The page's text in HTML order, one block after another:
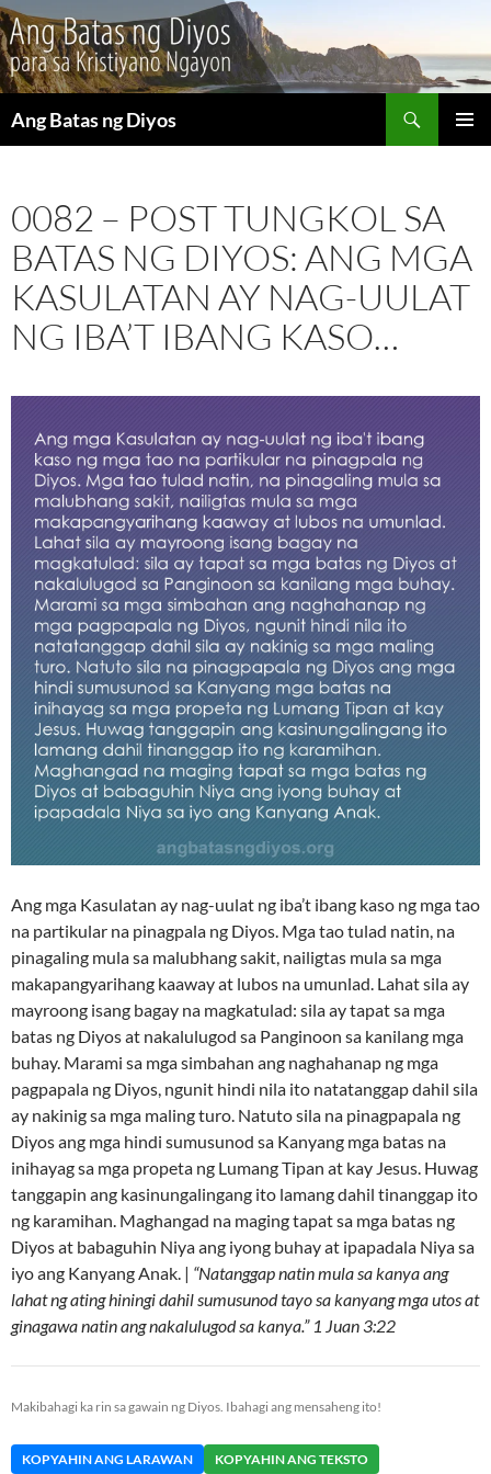
Ang Batas ng Diyos
0082 – POST TUNGKOL SA
BATAS NG DIYOS: ANG MGA
KASULATAN AY NAG-UULAT
NG IBA’T IBANG KASO…
Ang mga Kasulatan ay nag-uulat ng iba’t ibang kaso ng mga tao
na partikular na pinagpala ng Diyos. Mga tao tulad natin, na
pinagaling mula sa malubhang sakit, nailigtas mula sa mga
makapangyarihang kaaway at lubos na umunlad. Lahat sila ay
mayroong isang bagay na magkatulad: sila ay tapat sa mga
batas ng Diyos at nakalulugod sa Panginoon sa kanilang mga
buhay. Marami sa mga simbahan ang naghahanap ng mga
pagpapala ng Diyos, ngunit hindi nila ito natatanggap dahil sila
ay nakinig sa mga maling turo. Natuto sila na pinagpapala ng
Diyos ang mga hindi sumusunod sa Kanyang mga batas na
inihayag sa mga propeta ng Lumang Tipan at kay Jesus. Huwag
tanggapin ang kasinungalingang ito lamang dahil tinanggap ito
ng karamihan. Maghangad na maging tapat sa mga batas ng
Diyos at babaguhin Niya ang iyong buhay at ipapadala Niya sa
iyo ang Kanyang Anak. | “Natanggap natin mula sa kanya ang
lahat ng ating hiningi dahil sumusunod tayo sa kanyang mga utos at
ginagawa natin ang nakalulugod sa kanya.” 1 Juan 3:22
Makibahagi ka rin sa gawain ng Diyos. Ibahagi ang mensaheng ito!
KOPYAHIN ANG LARAWAN KOPYAHIN ANG TEKSTO